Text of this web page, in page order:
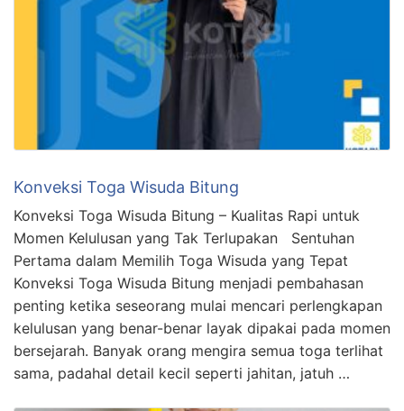
Konveksi Toga Wisuda Bitung
Konveksi Toga Wisuda Bitung – Kualitas Rapi untuk
Momen Kelulusan yang Tak Terlupakan Sentuhan
Pertama dalam Memilih Toga Wisuda yang Tepat
Konveksi Toga Wisuda Bitung menjadi pembahasan
penting ketika seseorang mulai mencari perlengkapan
kelulusan yang benar-benar layak dipakai pada momen
bersejarah. Banyak orang mengira semua toga terlihat
sama, padahal detail kecil seperti jahitan, jatuh …